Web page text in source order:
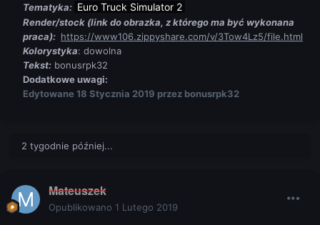
Tematyka: Euro Truck Simulator 2
Render/stock (link do obrazka, z którego ma być wykonana
praca): https://www106.zippyshare.com/v/3Tow4Lz5/file.html
Kolorystyka: dowolna
Tekst: bonusrpk32
Dodatkowe uwagi:
Edytowane 18 Stycznia 2019 przez bonusrpk32
2 tygodnie później...
Mateuszek
Opublikowano 1 Lutego 2019